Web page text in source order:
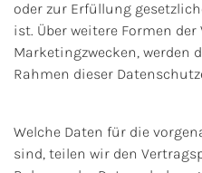
oder zur Erfüllung
ist. Über weitere Formen der
Marketingzwecken, werden
Rahmen dieser
Welche Daten für die
sind, teilen wir den